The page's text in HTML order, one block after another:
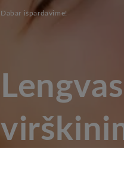
Dabar išpardavime!
Lengvas